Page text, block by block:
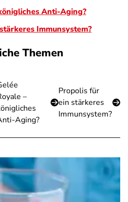
Anti-Aging?
Immunsystem?
Themen
–
Aging?
Propolis für
ein stärkeres
Immunsystem?